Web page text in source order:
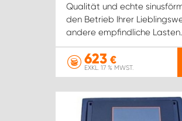
Qualität und echte
den Betrieb Ihrer
andere empfindliche Lasten.
623 €
EXKL. 17 % MWST.